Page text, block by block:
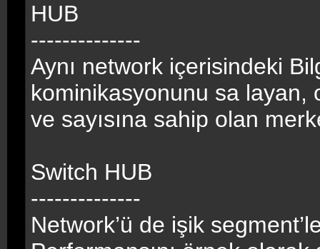
HUB
--------------
Aynı network içerisindeki
kominikasyonunu sa layan,
ve sayısına sahip olan
Switch HUB
--------------
Network’ü de işik